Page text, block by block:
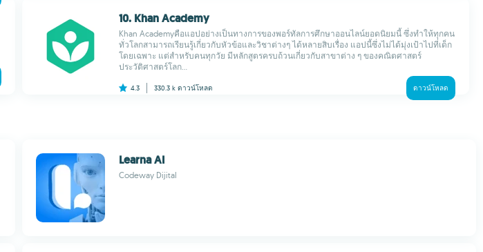
10. Khan Academy
Khan Academyคือแอปอย่างเป็นทางการของพอร์ทัลการศึกษาออนไลน์ยอดนิยมนี้ ซึ่งทำให้ทุกคน
ทั่วโลกสามารถเรียนรู้เกี่ยวกับหัวข้อและวิชาต่างๆ ได้หลายสิบเรื่อง แอปนี้ซึ่งไม่ได้มุ่งเป้าไปที่เด็ก
โดยเฉพาะ แต่สำหรับคนทุกวัย มีหลักสูตรครบถ้วนเกี่ยวกับสาขาต่าง ๆ ของคณิตศาสตร์
ประวัติศาสตร์โลก...
4.3 330.3 k ดาวน์โหลด ดาวน์โหลด
Learna AI
Codeway Dijital